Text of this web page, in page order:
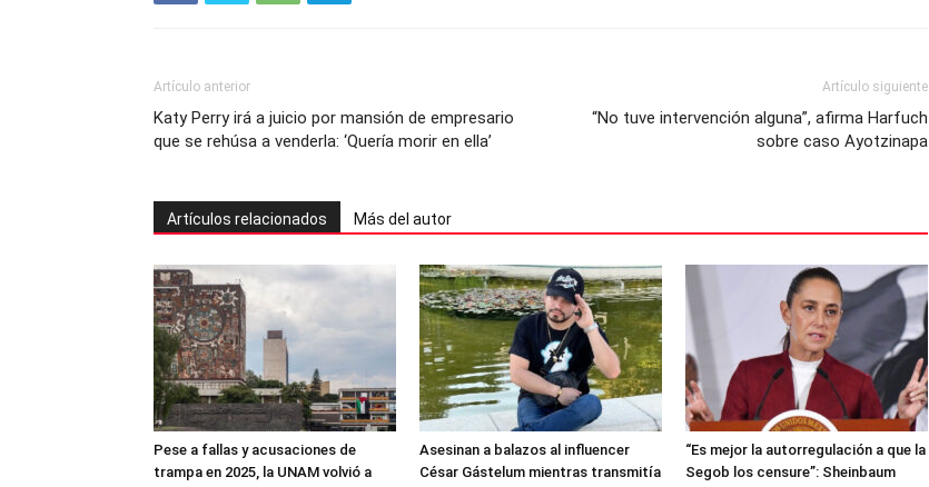
Artículo anterior
Katy Perry irá a juicio por mansión de empresario
que se rehúsa a venderla: ‘Quería morir en ella’
Artículo siguiente
“No tuve intervención alguna”, afirma Harfuch
sobre caso Ayotzinapa
Artículos relacionados Más del autor
Pese a fallas y acusaciones de
trampa en 2025, la UNAM volvió a
Asesinan a balazos al influencer
César Gástelum mientras transmitía
“Es mejor la autorregulación a que la
Segob los censure”: Sheinbaum